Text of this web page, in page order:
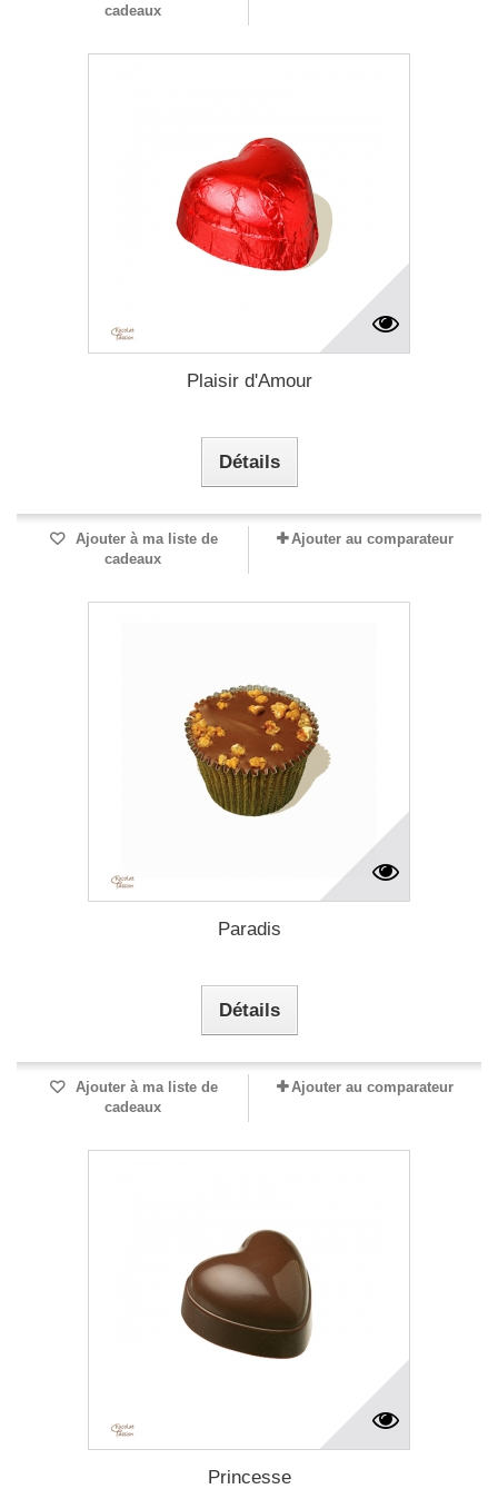
cadeaux
Plaisir d'Amour
Détails
Ajouter à ma liste de
cadeaux
Ajouter au comparateur
Paradis
Détails
Ajouter à ma liste de
cadeaux
Ajouter au comparateur
Princesse